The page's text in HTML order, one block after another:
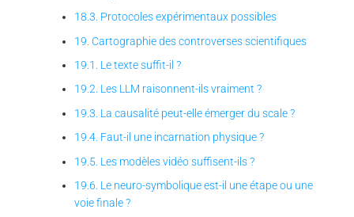
18.3. Protocoles expérimentaux possibles
19. Cartographie des controverses scientifiques
19.1. Le texte suffit-il ?
19.2. Les LLM raisonnent-ils vraiment ?
19.3. La causalité peut-elle émerger du scale ?
19.4. Faut-il une incarnation physique ?
19.5. Les modèles vidéo suffisent-ils ?
19.6. Le neuro-symbolique est-il une étape ou une
voie finale ?